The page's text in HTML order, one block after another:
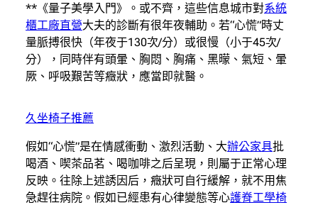
**《量子美學入門》。或不齊，這些信息城市對系統
櫃工廠直營大夫的診斷有很年夜輔助。若“心慌”時丈
量脈搏很快（年夜于130次/分）或很慢（小于45次/
分），同時伴有頭暈、胸悶、胸痛、黑曚、氣短、暈
厥、呼吸艱苦等癥狀，應當即就醫。
久坐椅子推薦
假如“心慌”是在情感衝動、激烈活動、大辦公家具批
喝酒、喫茶品茗、喝咖啡之后呈現，則屬于正常心理
反映。往除上述誘因后，癥狀可自行緩解，就不用焦
急趕往病院。假如已經患有心律變態等心護脊工學椅